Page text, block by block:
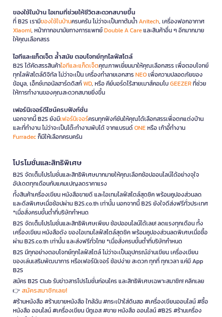
ของใช้ในบ้าน ไอเทมที่ช่วยให้ชีวิตสะดวกสบายขึ้น
ที่ B2S เรามีของใช้ในบ้านครบครัน ไม่ว่าจะเป็นกาต้มน้ำAnitech, เครื่องฟอกอากาศ
Xiaomi, หน้ากากอนามัยทางการแพทย์Double A Careและสินค้าอื่น ๆ อีกมากมาย
ให้คุณเลือกสรร
ไอทีและแก็ดเจ็ต ล้ำสมัย ตอบโจทย์ทุกไลฟ์สไตล์
B2S ได้คัดสรรสินค้าไอทีและแก็ดเจ็ตคุณภาพเยี่ยมมาให้คุณเลือกสรร เพื่อตอบโจทย์
ทุกไลฟ์สไตล์ดิจิทัล ไม่ว่าจะเป็น เครื่องทำลายเอกสารNEOเพื่อความปลอดภัยของ
ข้อมูล, เอ็กซ์เทอนัลฮาร์ดดิสก์WD, หรือ คีย์บอร์ดไร้สายเมาส์คอมโบGEEZERที่ช่วย
ให้การทำงานของคุณสะดวกสบายยิ่งขึ้น
เฟอร์นิเจอร์ดีไซน์ครบฟังก์ชั่น
นอกจากนี้ B2S ยังมีเฟอร์นิเจอร์ครบทุกฟังก์ชันให้คุณได้เลือกสรรเพื่อตกแต่งบ้าน
และที่ทำงาน ไม่ว่าจะเป็นโต๊ะทำงานพับได้ จากแบรนด์ONEหรือ เก้าอี้ทำงาน
Furradecก็มีให้เลือกครบครัน
โปรโมชั่นและสิทธิพิเศษ
B2S จัดเต็มโปรโมชั่นและสิทธิพิเศษมากมายให้คุณเลือกช้อปออนไลน์ได้อย่างจุใจ
อัปเดตทุกเดือนกับแคมเปญลดราคาแรง
ทั้งสินค้าเครื่องเขียน หนังสือขายดี และไอเทมไลฟ์สไตล์สุดชิค พร้อมคูปองส่วนลด
และดีลพิเศษเมื่อช้อปผ่าน B2S.co.th เท่านั้น นอกจากนี้ B2S ยังใจดีส่งฟรีทั่วประเทศ
*เมื่อสั่งครบขั้นต่ำที่บริษัทกำหนด
B2S จัดเต็มโปรโมชั่นและสิทธิพิเศษเพียบ ช้อปออนไลน์ได้เลย! ลดแรงทุกเดือน ทั้ง
เครื่องเขียน หนังสือดัง ของไอเทมไลฟ์สไตล์สุดชิค พร้อมคูปองส่วนลดพิเศษเมื่อซื้อ
ผ่าน B2S.co.th เท่านั้น และส่งฟรีทั่วไทย *เมื่อสั่งครบขั้นต่ำที่บริษัทกำหนด
B2S มีทุกอย่างตอบโจทย์ทุกไลฟ์สไตล์ ไม่ว่าจะเป็นอุปกรณ์อ่านเขียน เครื่องเขียน
ของเล่นเสริมพัฒนาการ หรือเฟอร์นิเจอร์ ช้อปง่าย สะดวก ทุกที่ ทุกเวลา แค่มี App
B2S
สมัคร B2S Club รับข่าวสารโปรโมชั่นก่อนใคร และสิทธิพิเศษเฉพาะสมาชิก! คลิกเลย
👉 สมัครสมาชิกเลย!
#ร้านหนังสือ #ร้านขายหนังสือ ใกล้ฉัน #กระเป๋าใส่ดินสอ #เครื่องเขียนออนไลน์ #ซื้อ
หนังสือ ออนไลน์ #เครื่องเขียน บีทูเอส #ขาย หนังสือ ออนไลน์ #B2S #ร้านเครื่อง